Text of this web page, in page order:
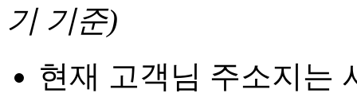
기 기준)
현재 고객님 주소지는